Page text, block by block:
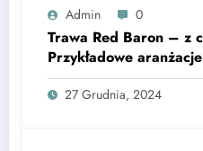
Admin 0
Trawa Red Baron – z
Przykładowe aranżacje
27 Grudnia, 2024